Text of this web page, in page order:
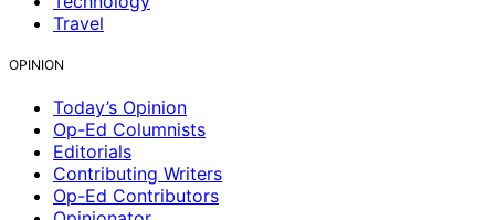
Travel
OPINION
Today’s Opinion
Op-Ed Columnists
Editorials
Contributing Writers
Op-Ed Contributors